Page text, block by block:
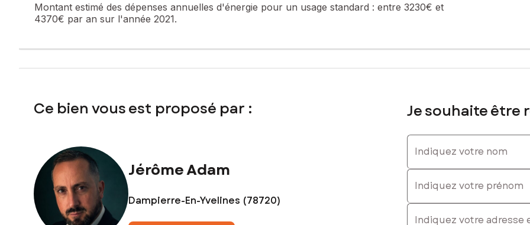
Montant estimé des dépenses annuelles d'énergie pour un usage standard : entre 3230€ et
4370€ par an sur l'année 2021.
Ce bien vous est proposé par :
Jérôme Adam
Dampierre-En-Yvelines (78720)
Je souhaite être
Indiquez votre nom
Indiquez votre prénom
E-mail